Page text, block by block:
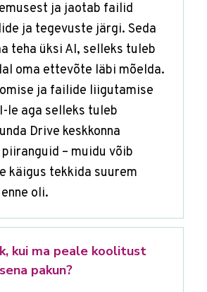
ja jaotab failid
ja tegevuste järgi. Seda
teha üksi AI, selleks tuleb
oma ettevõte läbi mõelda.
ja failide liigutamise
le aga selleks tuleb
Drive keskkonna
– muidu võib
käigus tekkida suurem
oli.
kui ma peale koolitust
pakun?